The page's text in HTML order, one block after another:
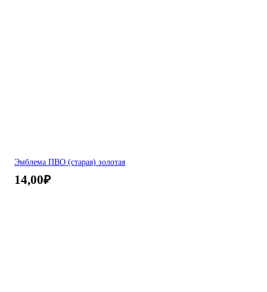
Эмблема ПВО (старая) золотая
14,00₽